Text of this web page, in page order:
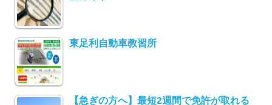
東足利自動車教習所
【急ぎの方へ】最短2週間で免許が取れる